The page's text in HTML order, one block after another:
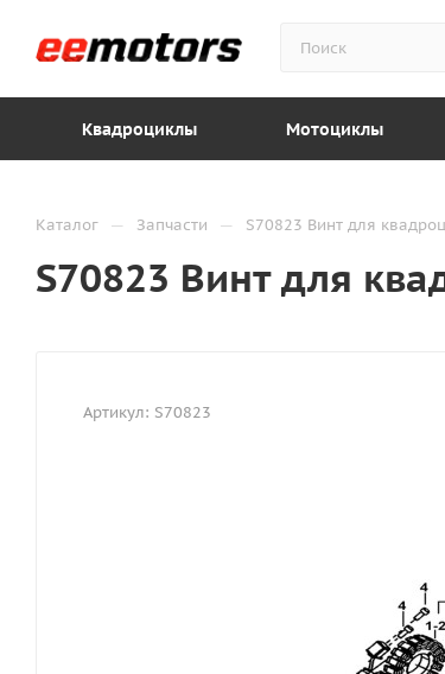
Квадроциклы Мотоциклы
Каталог — Запчасти — S70823 Винт для
S70823 Винт для
Артикул: S70823